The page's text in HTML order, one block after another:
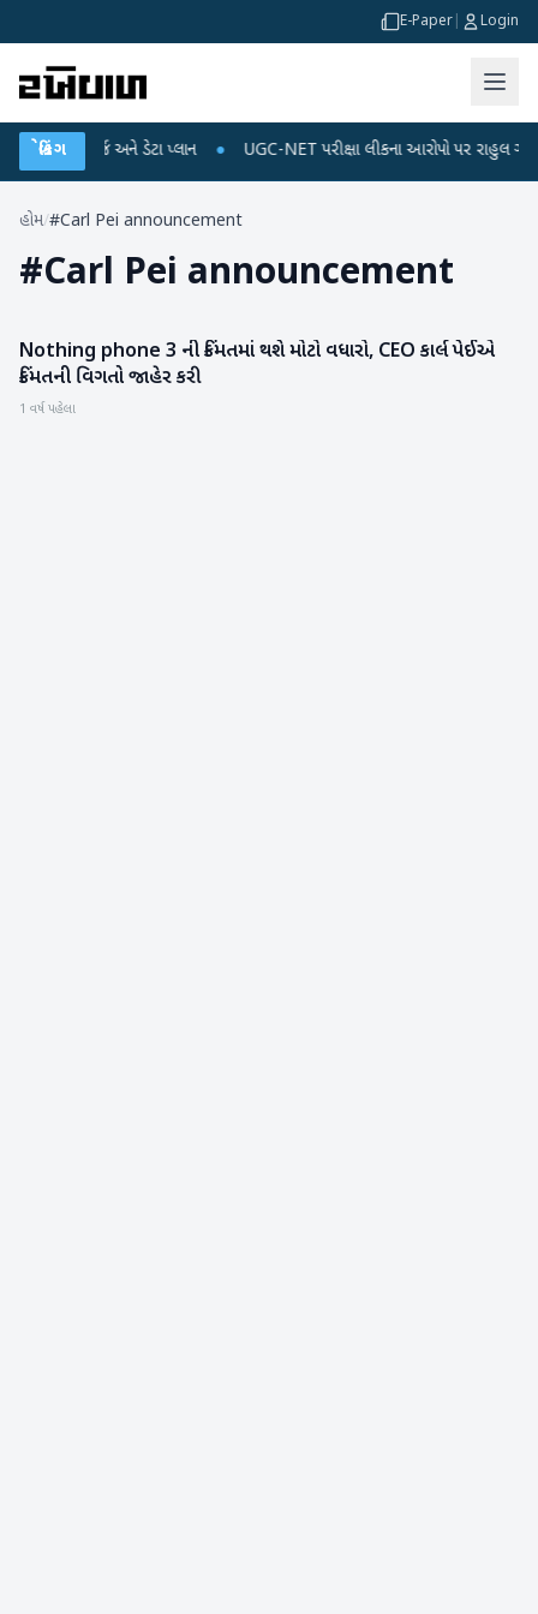
E-Paper Login
બ્રેકિંગ
રિચાર્જ અને ડેટા પ્લાન ● UGC-NET પરીક્ષા લીકના આરોપો પર રાહુલ ગાંધીએ
હોમ/#Carl Pei announcement
#Carl Pei announcement
ગેજેટ
Nothing phone 3 ની કિંમતમાં થશે મોટો વધારો, CEO કાર્લ પેઈએ
કિંમતની વિગતો જાહેર કરી
1 વર્ષ પહેલા